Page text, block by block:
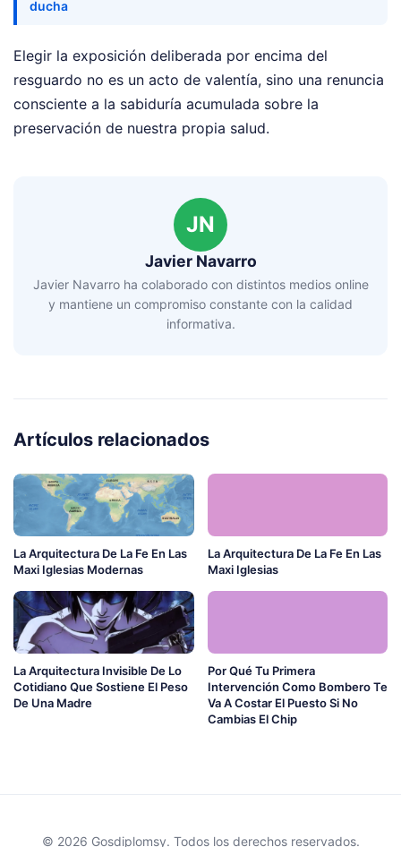
ducha
Elegir la exposición deliberada por encima del
resguardo no es un acto de valentía, sino una renuncia
consciente a la sabiduría acumulada sobre la
preservación de nuestra propia salud.
JN
Javier Navarro
Javier Navarro ha colaborado con distintos medios online
y mantiene un compromiso constante con la calidad
informativa.
Artículos relacionados
La Arquitectura De La Fe En Las
Maxi Iglesias Modernas
La Arquitectura De La Fe En Las
Maxi Iglesias
La Arquitectura Invisible De Lo
Cotidiano Que Sostiene El Peso
De Una Madre
Por Qué Tu Primera
Intervención Como Bombero Te
Va A Costar El Puesto Si No
Cambias El Chip
© 2026 Gosdiplomsy. Todos los derechos reservados.